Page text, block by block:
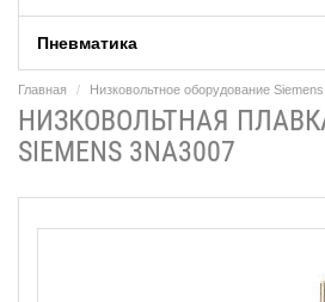
Пневматика
Главная Низковольтное оборудование Siemens
НИЗКОВОЛЬТНАЯ
SIEMENS 3NA3007